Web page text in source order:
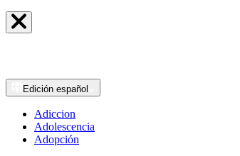
Edición español
Adiccion
Adolescencia
Adopción